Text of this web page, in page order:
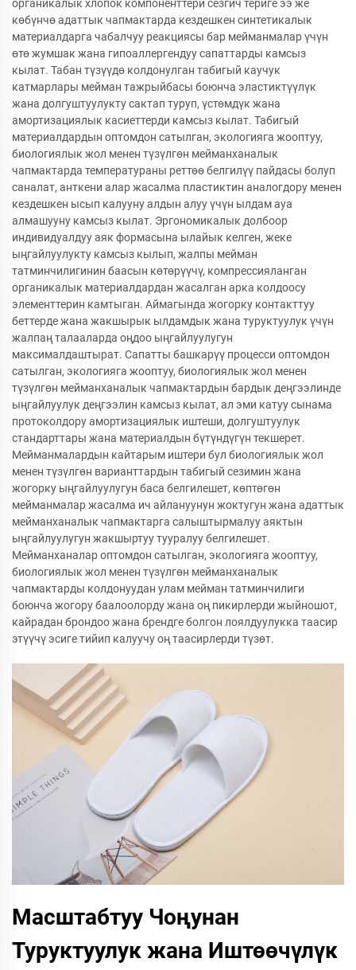
органикалык хлопок компоненттери сезгич териге ээ же
көбүнчө адаттык чапмактарда кездешкен синтетикалык
материалдарга чабалчуу реакциясы бар мейманмалар үчүн
өтө жумшак жана гипоаллергендуу сапаттарды камсыз
кылат. Табан түзүүдө колдонулган табигый каучук
катмарлары мейман тажрыйбасы боюнча эластиктүүлүк
жана долгуштуулукту сактап туруп, үстөмдүк жана
амортизациялык касиеттерди камсыз кылат. Табигый
материалдардын оптомдон сатылган, экологияга жооптуу,
биологиялык жол менен түзүлгөн мейманханалык
чапмактарда температураны реттөө белгилүү пайдасы болуп
саналат, анткени алар жасалма пластиктин аналогдору менен
кездешкен ысып калууну алдын алуу үчүн ылдам ауа
алмашууну камсыз кылат. Эргономикалык долбоор
индивидуалдуу аяк формасына ылайык келген, жеке
ыңгайлуулукту камсыз кылып, жалпы мейман
татминчилигинин баасын көтөрүүчү, компрессияланган
органикалык материалдардан жасалган арка колдоосу
элементтерин камтыган. Аймагында жогорку контакттуу
беттерде жана жакшырык ылдамдык жана туруктуулук үчүн
жалпаң талааларда оңдоо ыңгайлуулугун
максималдаштырат. Сапатты башкарүү процесси оптомдон
сатылган, экологияга жооптуу, биологиялык жол менен
түзүлгөн мейманханалык чапмактардын бардык деңгээлинде
ыңгайлуулук деңгээлин камсыз кылат, ал эми катуу сынама
протоколдору амортизациялык иштеши, долгуштуулук
стандарттары жана материалдын бүтүндүгүн текшерет.
Мейманмалардын кайтарым иштери бул биологиялык жол
менен түзүлгөн варианттардын табигый сезимин жана
жогорку ыңгайлуулугун баса белгилешет, көптөгөн
мейманмалар жасалма ич айлануунун жоктугун жана адаттык
мейманханалык чапмактарга салыштырмалуу аяктын
ыңгайлуулугун жакшыртуу тууралуу белгилешет.
Мейманханалар оптомдон сатылган, экологияга жооптуу,
биологиялык жол менен түзүлгөн мейманханалык
чапмактарды колдонуудан улам мейман татминчилиги
боюнча жогору баалоолорду жана оң пикирлерди жыйношот,
кайрадан брондоо жана брендге болгон лоялдуулукка таасир
этүүчү эсиге тийип калуучу оң таасирлерди түзөт.
Масштабтуу Чоңунан
Туруктуулук жана Иштөөчүлүк